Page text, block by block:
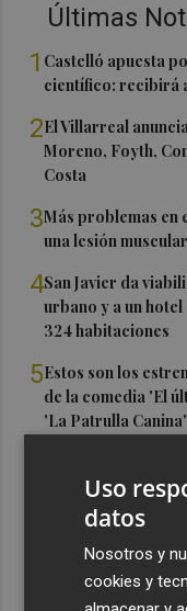
Últimas
1 Castelló apuesta
científico: recibirá
2El Villarreal
Moreno, Foyth,
Costa
3Más problemas
una lesión muscular
4San Javier da
urbano y a un
324 habitaciones
5Estos son los
de la comedia 'El
'La Patrulla Canina'
Uso
datos
Nosotros y
cookies y